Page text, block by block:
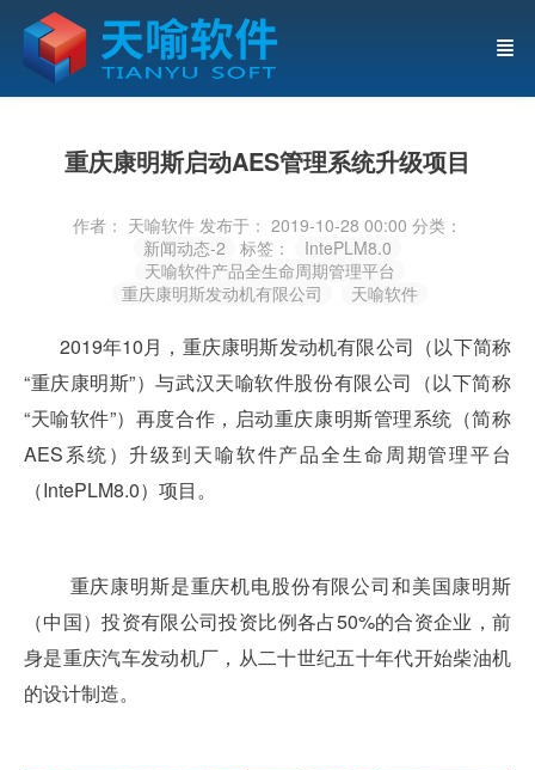
重庆康明斯启动AES管理系统升级项目
作者： 天喻软件 发布于： 2019-10-28 00:00 分类：
新闻动态-2
标签：
IntePLM8.0
天喻软件产品全生命周期管理平台
重庆康明斯发动机有限公司
天喻软件
2019年10月，重庆康明斯发动机有限公司（以下简称
“重庆康明斯”）与武汉天喻软件股份有限公司（以下简称
“天喻软件”）再度合作，启动重庆康明斯管理系统（简称
AES系统）升级到天喻软件产品全生命周期管理平台
（IntePLM8.0）项目。
重庆康明斯是重庆机电股份有限公司和美国康明斯
（中国）投资有限公司投资比例各占50%的合资企业，前
身是重庆汽车发动机厂，从二十世纪五十年代开始柴油机
的设计制造。